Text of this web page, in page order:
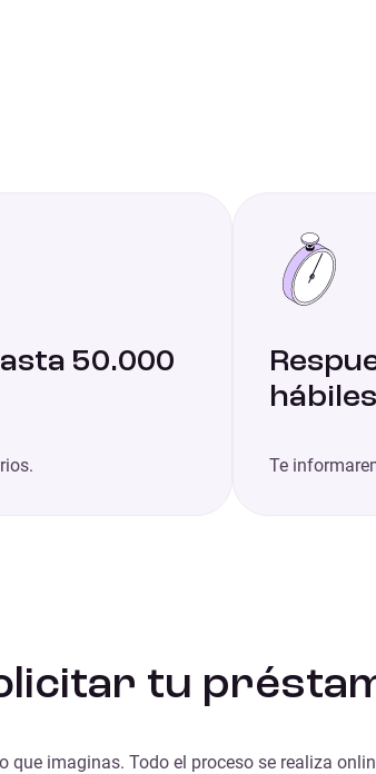
50.000
hábiles
Te
tu
imaginas. Todo el proceso se realiza